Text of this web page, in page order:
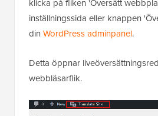
klicka på fliken 'Översätt
inställningssida eller knappen
din WordPress adminpanel.
Detta öppnar
webbläsarflik.